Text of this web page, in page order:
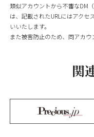
類似アカウントから不審なDM
は、記載されたURLにはアクセ
いいたします。
また被害防止のため、同アカウ
関